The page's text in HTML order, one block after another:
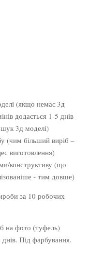
(якщо немає 3д
додається 1-5 днів
3д моделі)
(чим більший виріб –
виготовлення)
конструктиву (що
- тим довше)
за 10 робочих
на фото (туфель)
Під фарбування.